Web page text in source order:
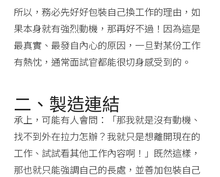
所以，務必先好好包裝自己換工作的理由，如
果本身就有強烈動機，那再好不過！因為這是
最真實、最發自內心的原因，一旦對某份工作
有熱忱，通常面試官都能很切身感受到的。
二、製造連結
承上，可能有人會問：「那我就是沒有動機、
找不到外在拉力怎辦？我就只是想離開現在的
工作、試試看其他工作內容啊！」既然這樣，
那也就只能強調自己的長處，並善加包裝自己